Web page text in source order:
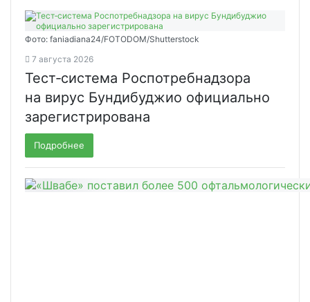
Фото: faniadiana24/FOTODOM/Shutterstock
7 августа 2026
Тест‑система Роспотребнадзора
на вирус Бундибуджио официально
зарегистрирована
Подробнее